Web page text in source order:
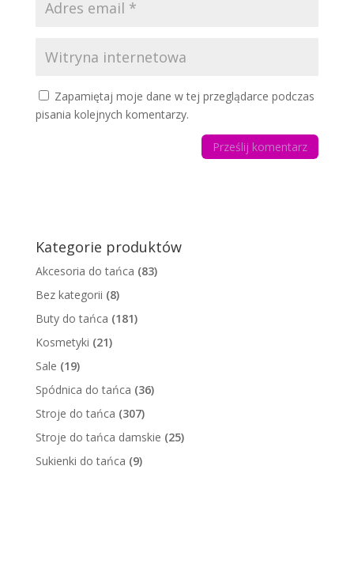
Zapamiętaj moje dane w tej przeglądarce podczas
pisania kolejnych komentarzy.
Kategorie produktów
Akcesoria do tańca (83)
Bez kategorii (8)
Buty do tańca (181)
Kosmetyki (21)
Sale (19)
Spódnica do tańca (36)
Stroje do tańca (307)
Stroje do tańca damskie (25)
Sukienki do tańca (9)